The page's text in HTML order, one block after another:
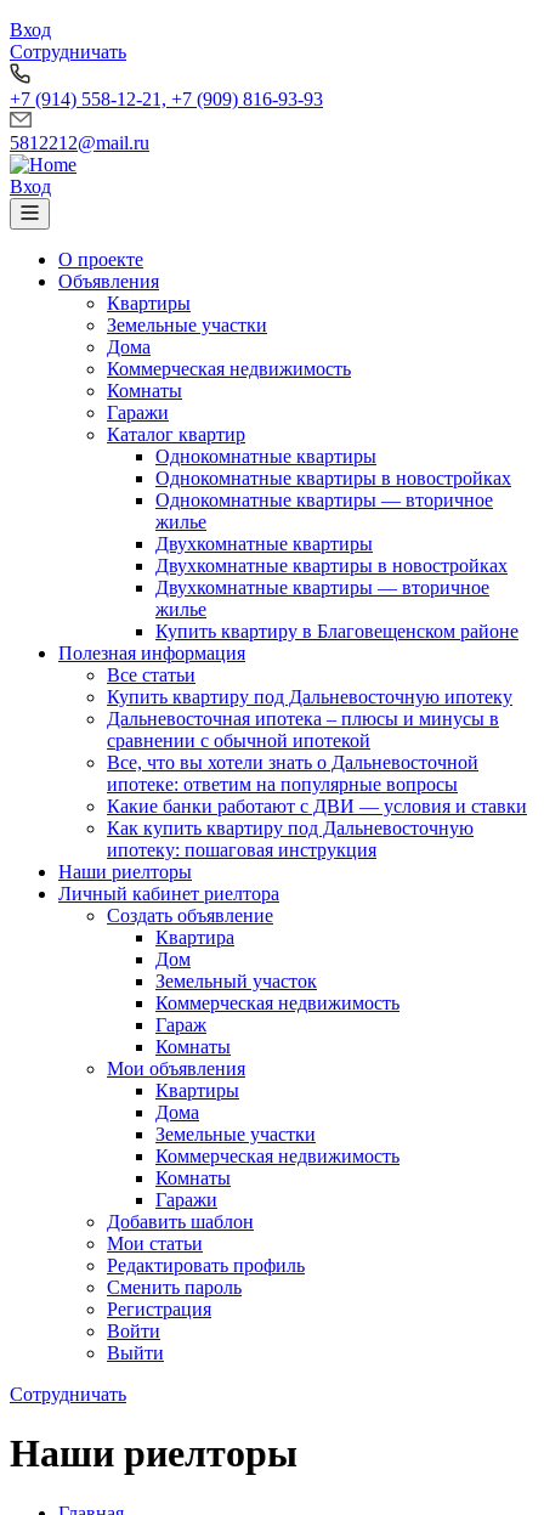
Вход
Сотрудничать
+7 (914) 558-12-21, +7 (909) 816-93-93
5812212@mail.ru
Вход
О проекте
Объявления
Квартиры
Земельные участки
Дома
Коммерческая недвижимость
Комнаты
Гаражи
Каталог квартир
Однокомнатные квартиры
Однокомнатные квартиры в новостройках
Однокомнатные квартиры — вторичное
жилье
Двухкомнатные квартиры
Двухкомнатные квартиры в новостройках
Двухкомнатные квартиры — вторичное
жилье
Купить квартиру в Благовещенском районе
Полезная информация
Все статьи
Купить квартиру под Дальневосточную ипотеку
Дальневосточная ипотека – плюсы и минусы в
сравнении с обычной ипотекой
Все, что вы хотели знать о Дальневосточной
ипотеке: ответим на популярные вопросы
Какие банки работают с ДВИ — условия и ставки
Как купить квартиру под Дальневосточную
ипотеку: пошаговая инструкция
Наши риелторы
Личный кабинет риелтора
Cоздать объявление
Квартира
Дом
Земельный участок
Коммерческая недвижимость
Гараж
Комнаты
Мои объявления
Квартиры
Дома
Земельные участки
Коммерческая недвижимость
Комнаты
Гаражи
Добавить шаблон
Мои статьи
Редактировать профиль
Сменить пароль
Регистрация
Войти
Выйти
Сотрудничать
Наши риелторы